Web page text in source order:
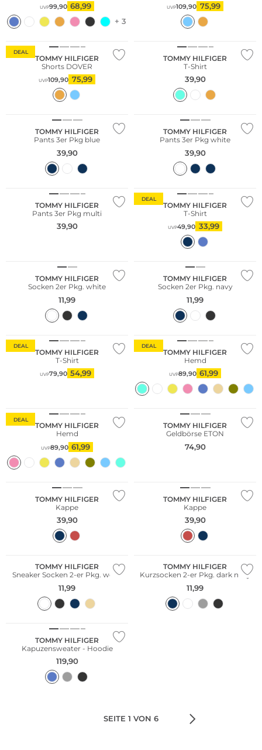
UVP99,90 68,99
+ 3
UVP109,90 75,99
DEAL
TOMMY HILFIGER
Shorts DOVER
UVP109,90 75,99
TOMMY HILFIGER
T-Shirt
39,90
TOMMY HILFIGER
Pants 3er Pkg blue
39,90
TOMMY HILFIGER
Pants 3er Pkg white
39,90
TOMMY HILFIGER
Pants 3er Pkg multi
39,90
DEAL
TOMMY HILFIGER
T-Shirt
UVP49,90 33,99
TOMMY HILFIGER
Socken 2er Pkg. white
11,99
TOMMY HILFIGER
Socken 2er Pkg. navy
11,99
DEAL
TOMMY HILFIGER
T-Shirt
UVP79,90 54,99
DEAL
TOMMY HILFIGER
Hemd
UVP89,90 61,99
DEAL
TOMMY HILFIGER
Hemd
UVP89,90 61,99
TOMMY HILFIGER
Geldbörse ETON
74,90
TOMMY HILFIGER
Kappe
39,90
TOMMY HILFIGER
Kappe
39,90
TOMMY HILFIGER
Sneaker Socken 2-er Pkg. weiss
11,99
TOMMY HILFIGER
Kurzsocken 2-er Pkg. dark navy
11,99
Große Größen
TOMMY HILFIGER
Kapuzensweater - Hoodie
119,90
SEITE 1 VON 6